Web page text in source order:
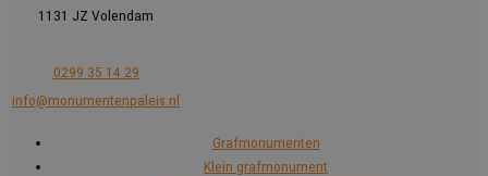
1131 JZ Volendam
0299 35 14 29
info@monumentenpaleis.nl
Grafmonumenten
Klein grafmonument